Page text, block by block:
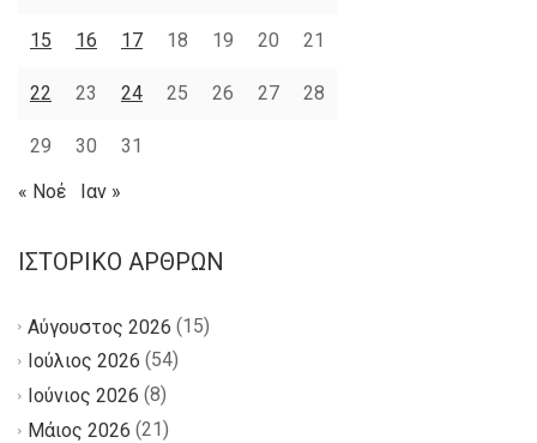
15 16 17 18 19 20 21
22 23 24 25 26 27 28
29 30
31
« Νοέ
Ιαν »
ΙΣΤΟΡΙΚΌ ΆΡΘΡΩΝ
Αύγουστος 2026 (15)
Ιούλιος 2026 (54)
Ιούνιος 2026 (8)
Μάιος 2026 (21)